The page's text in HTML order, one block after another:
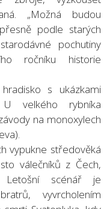
„Možná budou
podle starých
pochutiny
ročníku historie
s ukázkami
velkého rybníka
na monoxylech
vypukne středověká
válečníků z Čech,
Letošní scénář je
vyvrcholením